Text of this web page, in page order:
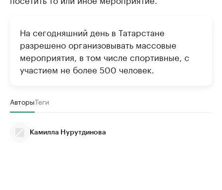
На сегодняшний день в Татарстане
разрешено организовывать массовые
мероприятия, в том числе спортивные, с
участием не более 500 человек.
АвторыТеги
Камилла Нурутдинова